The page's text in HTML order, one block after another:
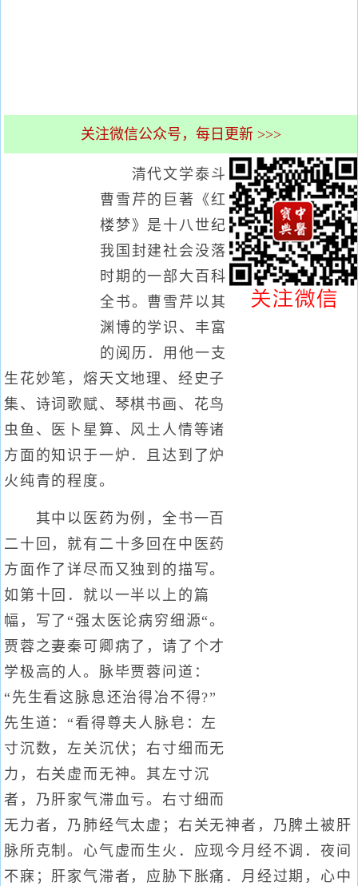
关注微信公众号，每日更新 >>>
清代文学泰斗
曹雪芹的巨著《红
楼梦》是十八世纪
我国封建社会没落
时期的一部大百科
全书。曹雪芹以其
渊博的学识、丰富
的阅历．用他一支
生花妙笔，熔天文地理、经史子
集、诗词歌赋、琴棋书画、花鸟
虫鱼、医卜星算、风土人情等诸
方面的知识于一炉．且达到了炉
火纯青的程度。
其中以医药为例，全书一百
二十回，就有二十多回在中医药
方面作了详尽而又独到的描写。
如第十回．就以一半以上的篇
幅，写了“强太医论病穷细源“。
贾蓉之妻秦可卿病了，请了个才
学极高的人。脉毕贾蓉问道：
“先生看这脉息还治得冶不得?”
先生道：“看得尊夫人脉皂：左
寸沉数，左关沉伏；右寸细而无
力，右关虚而无神。其左寸沉
者，乃肝家气滞血亏。右寸细而
无力者，乃肺经气太虚；右关无神者，乃脾土被肝
脉所克制。心气虚而生火．应现今月经不调．夜间
不寐；肝家气滞者，应胁下胀痛．月经过期，心中